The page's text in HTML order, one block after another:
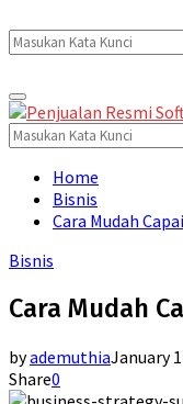
Search
for:
Primary
Menu
Search
for:
Home
Bisnis
Cara Mudah
Bisnis
Cara Mudah
byademuthiaJanuary
Share0